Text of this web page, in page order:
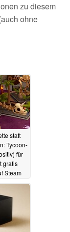
zu diesem
ohne
statt
Tycoon-
für
gratis
Steam